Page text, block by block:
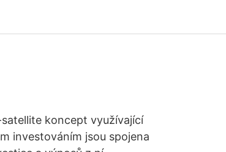
koncept využívající
investováním jsou spojena